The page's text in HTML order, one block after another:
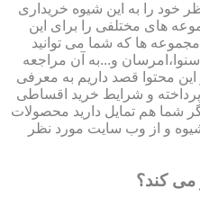
خود را به این شیوه خریداری
های مختلفی را برای این
ها که شما می توانید
و...به آن مراجعه
محتوا قصد داریم به معرفی
و شرایط خرید اقساطی
شما هم تمایل دارید محصولات
شیوه و از وب سایت مورد نظر
می کند؟